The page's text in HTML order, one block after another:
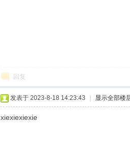
回复
发表于 2023-8-18 14:23:43 显示全部楼
xiexiexiexie